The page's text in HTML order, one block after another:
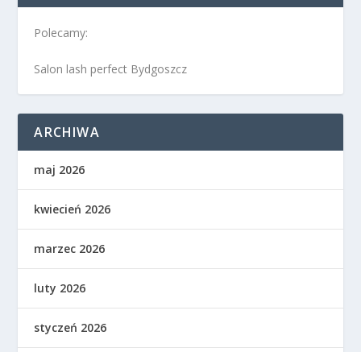
Polecamy:
Salon lash perfect Bydgoszcz
ARCHIWA
maj 2026
kwiecień 2026
marzec 2026
luty 2026
styczeń 2026